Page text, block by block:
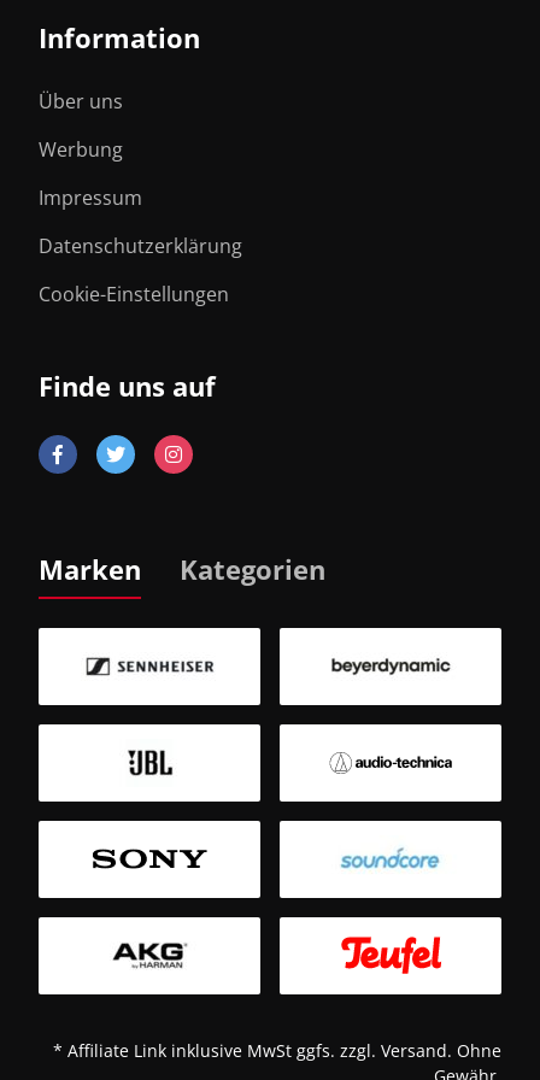
Information
Über uns
Werbung
Impressum
Datenschutzerklärung
Cookie-Einstellungen
Finde uns auf
Marken Kategorien
* Affiliate Link inklusive MwSt ggfs. zzgl. Versand. Ohne
Gewähr.